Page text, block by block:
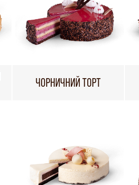
ЧОРНИЧНИЙ ТОРТ